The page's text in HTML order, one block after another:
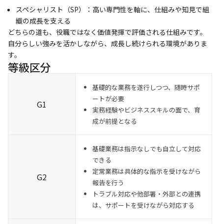
スペシャリスト（SP）：高い専門性を軸に、仕組みや知見で組
織の成長を支える
どちらの道も、役職ではなく価値発揮で評価される仕組みです。
自分らしい強みを活かしながら、成長し続けられる環境がありま
す。
等級区分
G1
基礎的な業務を遂行しつつ、随時サポ
ートが必要
実務経験やビジネススキルの面で、育
成が前提となる
G2
基礎業務は指示なしでも自立して対応
できる
定常業務は具体的な指示を受けながら
報告を行う
トラブル対応や他部署・外部との連携
は、サポートを受けながら対応する